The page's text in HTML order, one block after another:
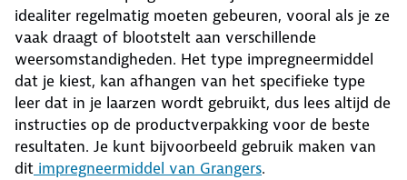
idealiter regelmatig moeten gebeuren, vooral als je ze
vaak draagt of blootstelt aan verschillende
weersomstandigheden. Het type impregneermiddel
dat je kiest, kan afhangen van het specifieke type
leer dat in je laarzen wordt gebruikt, dus lees altijd de
instructies op de productverpakking voor de beste
resultaten. Je kunt bijvoorbeeld gebruik maken van
dit impregneermiddel van Grangers.